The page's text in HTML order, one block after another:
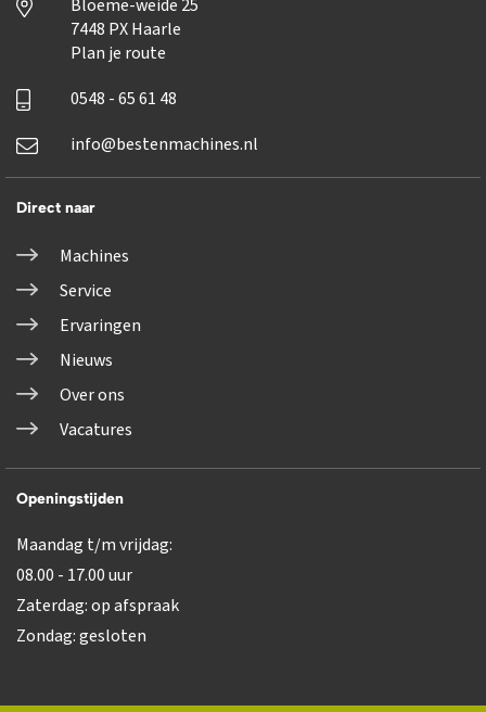
Bloeme-weide 25
7448 PX Haarle
Plan je route
0548 - 65 61 48
info@bestenmachines.nl
Direct naar
Machines
Service
Ervaringen
Nieuws
Over ons
Vacatures
Openingstijden
Maandag t/m vrijdag:
08.00 - 17.00 uur
Zaterdag: op afspraak
Zondag: gesloten